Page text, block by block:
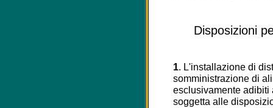
Disposizioni
1. L'installazione di
somministrazione di
esclusivamente adibiti
soggetta alle